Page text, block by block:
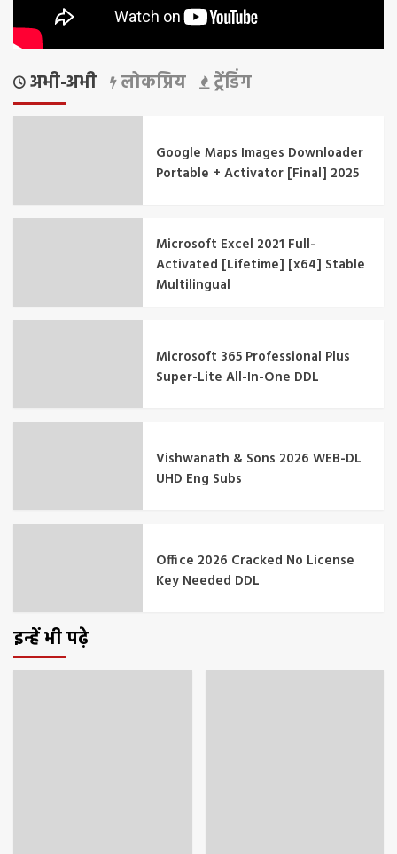
अभी-अभी लोकप्रिय ट्रेंडिंग
Google Maps Images Downloader
Portable + Activator [Final] 2025
Microsoft Excel 2021 Full-
Activated [Lifetime] [x64] Stable
Multilingual
Microsoft 365 Professional Plus
Super-Lite All-In-One DDL
Vishwanath & Sons 2026 WEB-DL
UHD Eng Subs
Office 2026 Cracked No License
Key Needed DDL
इन्हें भी पढ़े